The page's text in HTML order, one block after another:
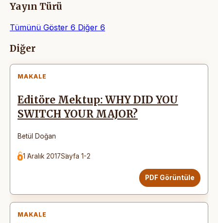
Yayın Türü
Tümünü Göster 6 Diğer 6
Makaleler
Diğer
MAKALE
Editöre Mektup: WHY DID YOU
SWITCH YOUR MAJOR?
Betül Doğan
1 Aralık 2017Sayfa 1-2
PDF Görüntüle
MAKALE